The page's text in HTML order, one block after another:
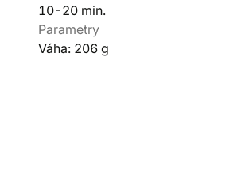
10-20 min.
Parametry
Váha: 206 g